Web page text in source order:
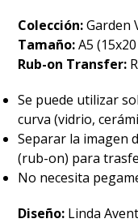
Colección:Garden
Tamaño:A5
Rub-on Transfer:
Se puede utilizar
curva (vidrio,
Separar la imagen
(rub-on) para
No necesita
Diseño: Linda